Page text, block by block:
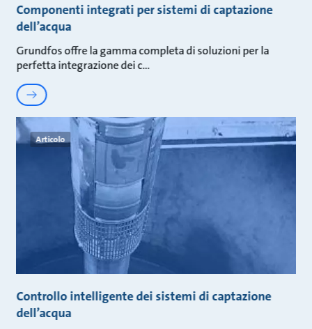
Componenti integrati per sistemi di captazione
dell’acqua
Grundfos offre la gamma completa di soluzioni per la
perfetta integrazione dei c
Articolo
Controllo intelligente dei sistemi di captazione
dell’acqua